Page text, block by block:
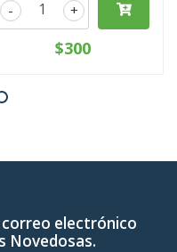
+
-
$300
electrónico
Novedosas.